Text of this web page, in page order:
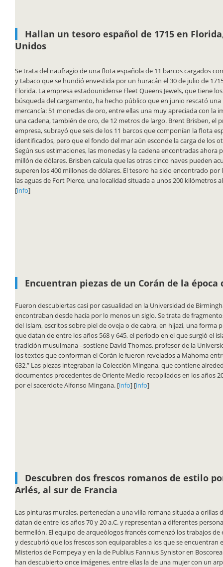
Hallan un tesoro español de 1715 en
Unidos
Se trata del naufragio de una flota española de 11 barcos cargados
y tabaco que se hundió envestida por un huracán el 30 de julio de
Florida. La empresa estadounidense Fleet Queens Jewels, que tiene
búsqueda del cargamento, ha hecho público que en junio rescató
mercancía: 51 monedas de oro, entre ellas una muy apreciada con la
una cadena, también de oro, de 12 metros de largo. Brent Brisben, el
empresa, subrayó que seis de los 11 barcos que componían la flota
identificados, pero que el fondo del mar aún esconde la carga de los
Según sus estimaciones, las monedas y la cadena encontradas ahora
millón de dólares. Brisben calcula que las otras cinco naves pueden
superen los 400 millones de dólares. El tesoro ha sido encontrado por
las aguas de Fort Pierce, una localidad situada a unos 200 kilómetros
[info]
Encuentran piezas de un Corán de la época
Fueron descubiertas casi por casualidad en la Universidad de
encontraban desde hacía por lo menos un siglo. Se trata de
del Islam, escritos sobre piel de oveja o de cabra, en hijazi, una forma
que datan de entre los años 568 y 645, el período en el que surgió el
tradición musulmana –sostiene David Thomas, profesor de la
los textos que conforman el Corán le fueron revelados a Mahoma
632.” Las piezas integraban la Colección Mingana, que contiene
documentos procedentes de Oriente Medio recopilados en los años
por el sacerdote Alfonso Mingana. [info] [info]
Descubren dos frescos romanos de estilo
Arlés, al sur de Francia
Las pinturas murales, pertenecían a una villa romana situada a orillas
datan de entre los años 70 y 20 a.C. y representan a diferentes
bermellón. El equipo de arqueólogos francés comenzó los trabajos de
y descubrió que los frescos son equiparables a los que se encuentran
Misterios de Pompeya y en la de Publius Fannius Synistor en
han descubierto once imágenes, entre ellas la de una mujer con un